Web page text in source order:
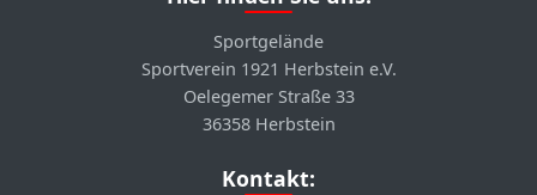
Sportgelände
Sportverein 1921 Herbstein e.V.
Oelegemer Straße 33
36358 Herbstein
Kontakt: